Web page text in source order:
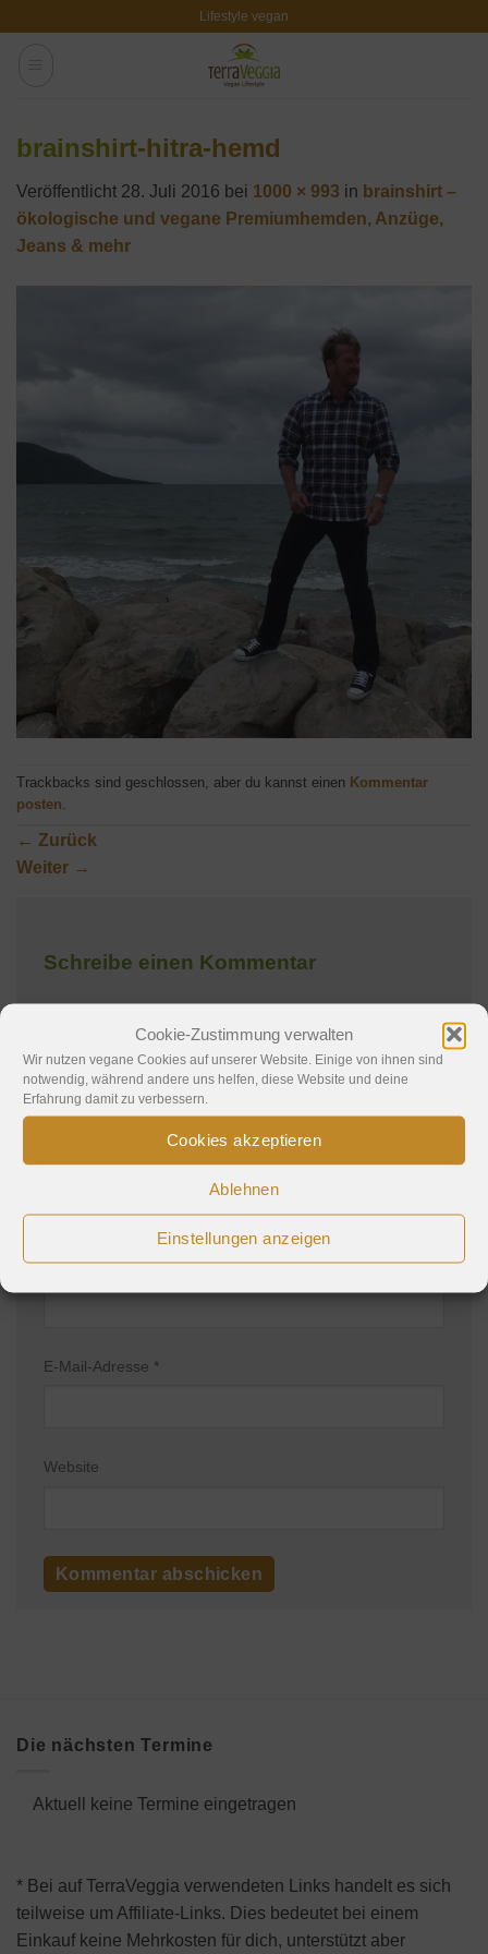
Cookie-Zustimmung verwalten
Wir nutzen vegane Cookies auf unserer Website. Einige von ihnen sind
notwendig, während andere uns helfen, diese Website und deine
Erfahrung damit zu verbessern.
Cookies akzeptieren
Ablehnen
Einstellungen anzeigen
Lifestyle vegan
brainshirt-hitra-hemd
Veröffentlicht 28. Juli 2016 bei 1000 × 993 in brainshirt –
ökologische und vegane Premiumhemden, Anzüge,
Jeans & mehr
Trackbacks sind geschlossen, aber du kannst einen Kommentar
posten.
← Zurück
Weiter →
Schreibe einen Kommentar
Erforderliche Felder sind mit*markiert
Kommentar*
Name*
E-Mail-Adresse *
Website
Die nächsten Termine
Aktuell keine Termine eingetragen
* Bei auf TerraVeggia verwendeten Links handelt es sich
teilweise um Affiliate-Links. Dies bedeutet bei einem
Einkauf keine Mehrkosten für dich, unterstützt aber